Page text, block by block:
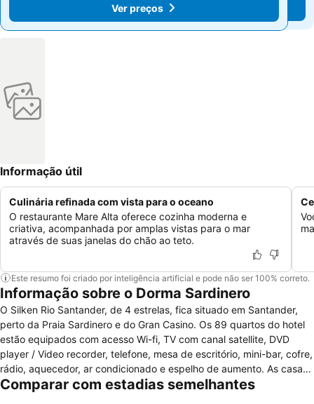
Ver preços
Ver preços
Informação útil
Culinária refinada com vista para o oceano
O restaurante Mare Alta oferece cozinha moderna e
criativa, acompanhada por amplas vistas para o mar
através de suas janelas do chão ao teto.
Este resumo foi criado por inteligência artificial e pode não ser 100% correto.
Informação sobre o Dorma Sardinero
O Silken Rio Santander, de 4 estrelas, fica situado em Santander,
perto da Praia Sardinero e do Gran Casino. Os 89 quartos do hotel
estão equipados com acesso Wi-fi, TV com canal satellite, DVD
player / Video recorder, telefone, mesa de escritório, mini-bar, cofre,
rádio, aquecedor, ar condicionado e espelho de aumento. As casas
de banho possuem banheira e secador. A pedido estão disponíveis
Comparar com estadias semelhantes